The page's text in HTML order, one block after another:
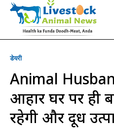
डेयरी
Animal
आहार घर पर ही
रहेगी और दूध